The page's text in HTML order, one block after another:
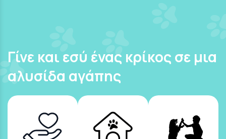
Γίνε και εσύ ένας κρίκος σε μια
αλυσίδα αγάπης